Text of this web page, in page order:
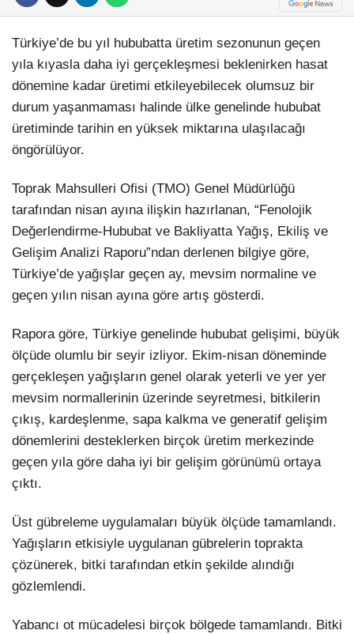
Türkiye’de bu yıl hububatta üretim sezonunun geçen
yıla kıyasla daha iyi gerçekleşmesi beklenirken hasat
dönemine kadar üretimi etkileyebilecek olumsuz bir
durum yaşanmaması halinde ülke genelinde hububat
üretiminde tarihin en yüksek miktarına ulaşılacağı
öngörülüyor.
Toprak Mahsulleri Ofisi (TMO) Genel Müdürlüğü
tarafından nisan ayına ilişkin hazırlanan, “Fenolojik
Değerlendirme-Hububat ve Bakliyatta Yağış, Ekiliş ve
Gelişim Analizi Raporu”ndan derlenen bilgiye göre,
Türkiye’de yağışlar geçen ay, mevsim normaline ve
geçen yılın nisan ayına göre artış gösterdi.
Rapora göre, Türkiye genelinde hububat gelişimi, büyük
ölçüde olumlu bir seyir izliyor. Ekim-nisan döneminde
gerçekleşen yağışların genel olarak yeterli ve yer yer
mevsim normallerinin üzerinde seyretmesi, bitkilerin
çıkış, kardeşlenme, sapa kalkma ve generatif gelişim
dönemlerini desteklerken birçok üretim merkezinde
geçen yıla göre daha iyi bir gelişim görünümü ortaya
çıktı.
Üst gübreleme uygulamaları büyük ölçüde tamamlandı.
Yağışların etkisiyle uygulanan gübrelerin toprakta
çözünerek, bitki tarafından etkin şekilde alındığı
gözlemlendi.
Yabancı ot mücadelesi birçok bölgede tamamlandı. Bitki